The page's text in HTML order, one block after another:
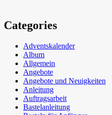
Categories
Adventskalender
Album
Allgemein
Angebote
Angebote und Neuigkeiten
Anleitung
Auftragsarbeit
Bastelanleitung